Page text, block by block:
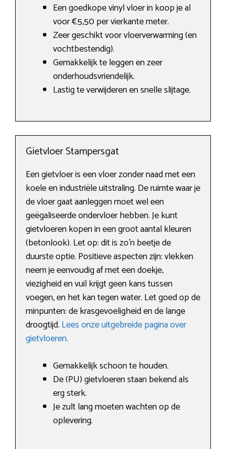
Een goedkope vinyl vloer in koop je al
voor €5,50 per vierkante meter.
Zeer geschikt voor vloerverwarming (en
vochtbestendig).
Gemakkelijk te leggen en zeer
onderhoudsvriendelijk.
Lastig te verwijderen en snelle slijtage.
Gietvloer Stampersgat
Een gietvloer is een vloer zonder naad met een
koele en industriële uitstraling. De ruimte waar je
de vloer gaat aanleggen moet wel een
geëgaliseerde ondervloer hebben. Je kunt
gietvloeren kopen in een groot aantal kleuren
(betonlook). Let op: dit is zo’n beetje de
duurste optie. Positieve aspecten zijn: vlekken
neem je eenvoudig af met een doekje,
viezigheid en vuil krijgt geen kans tussen
voegen, en het kan tegen water. Let goed op de
minpunten: de krasgevoeligheid en de lange
droogtijd. Lees onze uitgebreide pagina over
gietvloeren.
Gemakkelijk schoon te houden.
De (PU) gietvloeren staan bekend als
erg sterk.
Je zult lang moeten wachten op de
oplevering.